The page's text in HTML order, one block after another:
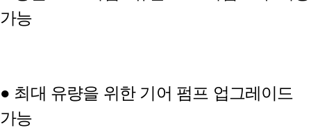
가능
● 최대 유량을 위한 기어 펌프 업그레이드
가능